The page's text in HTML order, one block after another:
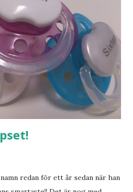
redan för ett år sedan när han